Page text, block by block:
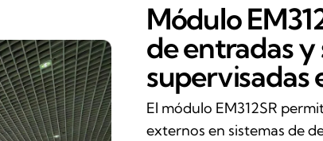
Módulo
de entradas y
supervisadas
El módulo EM312SR
externos en sistemas de